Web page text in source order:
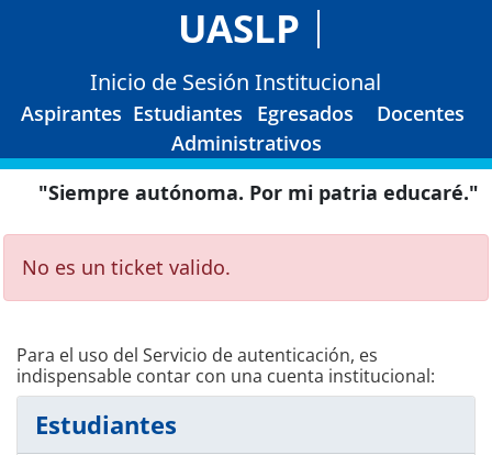
UASLP
Inicio de Sesión Institucional
Aspirantes Estudiantes Egresados
Docentes
Administrativos
"Siempre autónoma. Por mi patria educaré."
No es un ticket valido.
Para el uso del Servicio de autenticación, es
indispensable contar con una cuenta institucional:
Estudiantes